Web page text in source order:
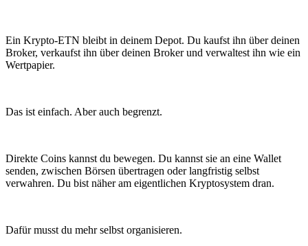
Ein Krypto-ETN bleibt in deinem Depot. Du kaufst ihn über deinen
Broker, verkaufst ihn über deinen Broker und verwaltest ihn wie ein
Wertpapier.
Das ist einfach. Aber auch begrenzt.
Direkte Coins kannst du bewegen. Du kannst sie an eine Wallet
senden, zwischen Börsen übertragen oder langfristig selbst
verwahren. Du bist näher am eigentlichen Kryptosystem dran.
Dafür musst du mehr selbst organisieren.